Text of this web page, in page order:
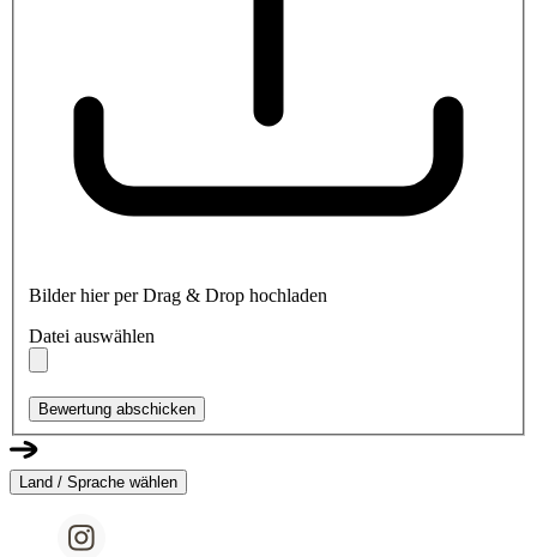
Bilder hier per Drag & Drop hochladen
Datei auswählen
Bewertung abschicken
Land / Sprache wählen